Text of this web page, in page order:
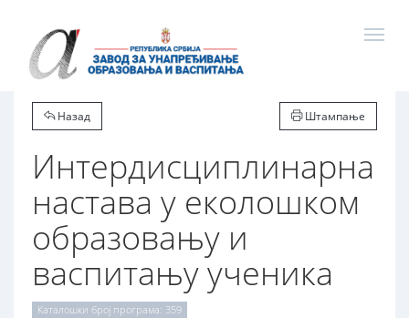
Назад Штампање
Интердисциплинарна
настава у еколошком
образовању и
васпитању ученика
Каталошки број програма: 359